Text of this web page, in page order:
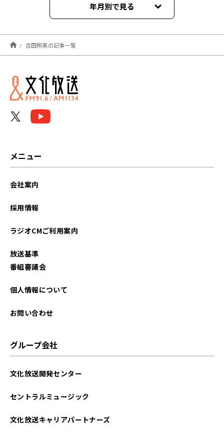
年月別で見る
2026年08月
2026年07月
2026年06月
2025年09月
2025年06月
吉田照美の記事一覧
メニュー
会社案内
採用情報
ラジオCMご利用案内
放送基準
番組審議会
個人情報について
お問い合わせ
グループ会社
文化放送開発センター
セントラルミュージック
文化放送キャリアパートナーズ